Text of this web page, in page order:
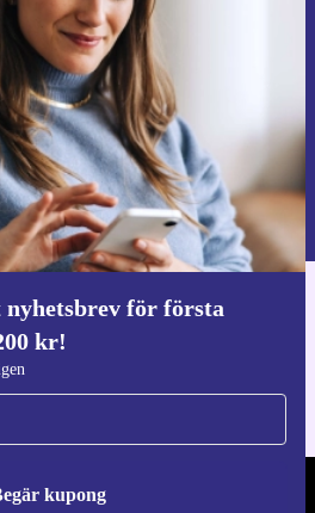
för första
kr!
kupong
ett erbjudande igen.
kupong
av personuppgifter finns i vår
ner refurbed appen
och Android
- RETHINK NEW.